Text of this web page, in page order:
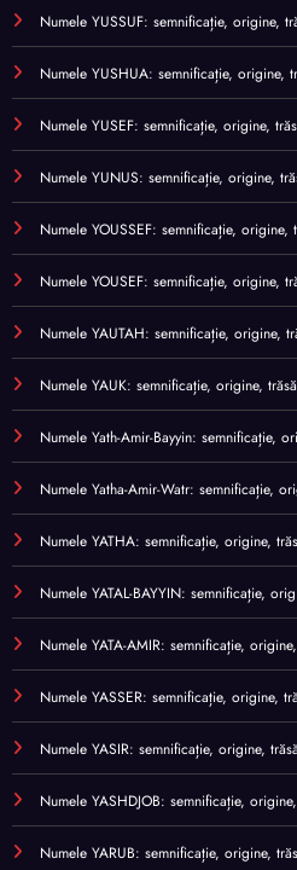
Numele YUSSUF: semnificație, origine,
Numele YUSHUA: semnificație, origine,
Numele YUSEF: semnificație, origine,
Numele YUNUS: semnificație, origine,
Numele YOUSSEF: semnificație,
Numele YOUSEF: semnificație, origine,
Numele YAUTAH: semnificație, origine,
Numele YAUK: semnificație, origine,
Numele Yath-Amir-Bayyin: semnificație,
Numele Yatha-Amir-Watr: semnificație,
Numele YATHA: semnificație, origine,
Numele YATAL-BAYYIN: semnificație,
Numele YATA-AMIR: semnificație,
Numele YASSER: semnificație, origine,
Numele YASIR: semnificație, origine,
Numele YASHDJOB: semnificație,
Numele YARUB: semnificație, origine,